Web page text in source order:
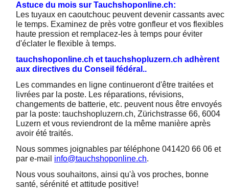
Astuce du mois sur Tauchshoponline.ch:
Les tuyaux en caoutchouc peuvent devenir cassants avec
le temps. Examinez de près votre gonfleur et vos flexibles
haute pression et remplacez-les à temps pour éviter
d'éclater le flexible à temps.
tauchshoponline.ch et tauchshopluzern.ch adhèrent
aux directives du Conseil fédéral..
Les commandes en ligne continueront d'être traitées et
livrées par la poste. Les réparations, révisions,
changements de batterie, etc. peuvent nous être envoyés
par la poste: tauchshopluzern.ch, Zürichstrasse 66, 6004
Luzern et vous reviendront de la même manière après
avoir été traités.
Nous sommes joignables par téléphone 041420 66 06 et
par e-mail info@tauchshoponline.ch.
Nous vous souhaitons, ainsi qu'à vos proches, bonne
santé, sérénité et attitude positive!